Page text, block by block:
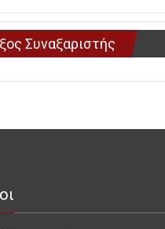
Συναξαριστής